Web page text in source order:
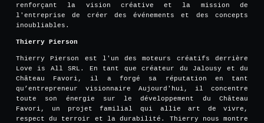
renforçant la vision créative et la mission de
l'entreprise de créer des événements et des concepts
inoubliables.
Thierry Pierson
Thierry Pierson est l'un des moteurs créatifs derrière
Love is All SRL. En tant que créateur du Jalousy et du
Château Favori, il a forgé sa réputation en tant
qu’entrepreneur visionnaire Aujourd'hui, il concentre
toute son énergie sur le développement du Château
Favori, un projet familial qui allie art de vivre,
respect du terroir et la durabilité. Thierry nous montre